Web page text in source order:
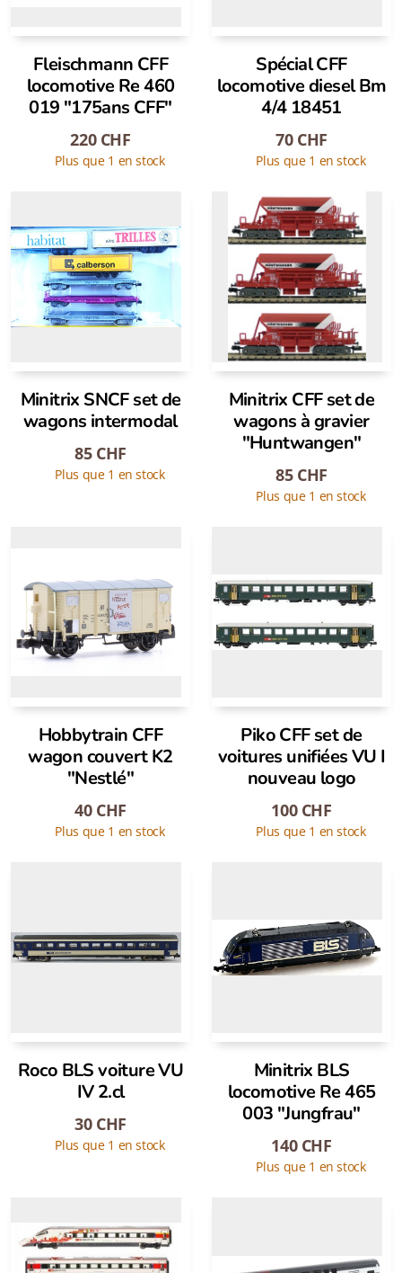
Fleischmann CFF
locomotive Re 460
019 "175ans CFF"
220CHF
Plus que 1 en stock
Spécial CFF
locomotive diesel Bm
4/4 18451
70CHF
Plus que 1 en stock
Minitrix SNCF set de
wagons intermodal
85CHF
Plus que 1 en stock
Minitrix CFF set de
wagons à gravier
"Huntwangen"
85CHF
Plus que 1 en stock
Hobbytrain CFF
wagon couvert K2
"Nestlé"
40CHF
Plus que 1 en stock
Piko CFF set de
voitures unifiées VU I
nouveau logo
100CHF
Plus que 1 en stock
Roco BLS voiture VU
IV 2.cl
30CHF
Plus que 1 en stock
Minitrix BLS
locomotive Re 465
003 "Jungfrau"
140CHF
Plus que 1 en stock